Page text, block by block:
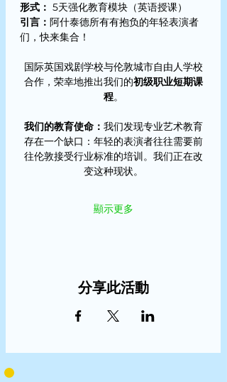
形式： 5天强化教育模块（英语授课）
引言： 阿什泰德所有有抱负的年轻表演者
们，快来集合！
国际英国戏剧学校与伦敦城市自由人学校
合作，荣幸地推出我们的初级职业短期课
程。
我们的教育使命： 我们发现专业艺术教育
存在一个缺口：年轻的表演者往往需要前
往伦敦接受行业标准的培训。我们正在改
变这种现状。
顯示更多
分享此活動